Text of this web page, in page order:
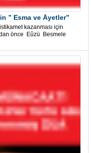
” Esma ve Âyetler”
kazanması için
önce Eûzü Besmele